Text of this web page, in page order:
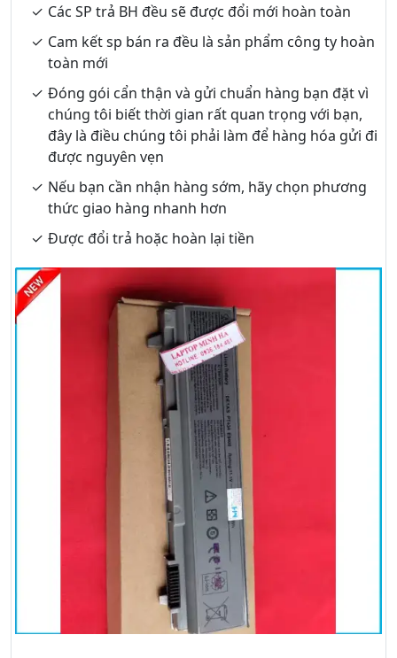
Các SP trả BH đều sẽ được đổi mới hoàn toàn
Cam kết sp bán ra đều là sản phẩm công ty hoàn
toàn mới
Đóng gói cẩn thận và gửi chuẩn hàng bạn đặt vì
chúng tôi biết thời gian rất quan trọng với bạn,
đây là điều chúng tôi phải làm để hàng hóa gửi đi
được nguyên vẹn
Nếu bạn cần nhận hàng sớm, hãy chọn phương
thức giao hàng nhanh hơn
Được đổi trả hoặc hoàn lại tiền